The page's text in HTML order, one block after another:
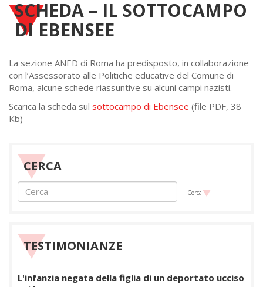
SCHEDA – IL SOTTOCAMPO
DI EBENSEE
La sezione ANED di Roma ha predisposto, in collaborazione
con l’Assessorato alle Politiche educative del Comune di
Roma, alcune schede riassuntive su alcuni campi nazisti.
Scarica la scheda sul sottocampo di Ebensee (file PDF, 38
Kb)
CERCA
Cerca
TESTIMONIANZE
L'infanzia negata della figlia di un deportato ucciso